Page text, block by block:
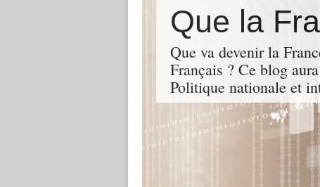
Que la
Que va devenir la
Français ? Ce blog
Politique nationale et